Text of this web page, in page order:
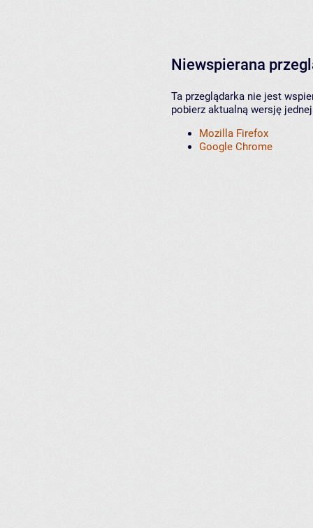
Niewspierana
Ta przeglądarka nie jest
pobierz aktualną wersję
Mozilla Firefox
Google Chrome